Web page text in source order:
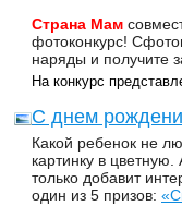
Страна Мам
фотоконкурс!
наряды и получите
На конкурс
С днем
Какой ребенок не
картинку в
только добавит
один из 5 призов: